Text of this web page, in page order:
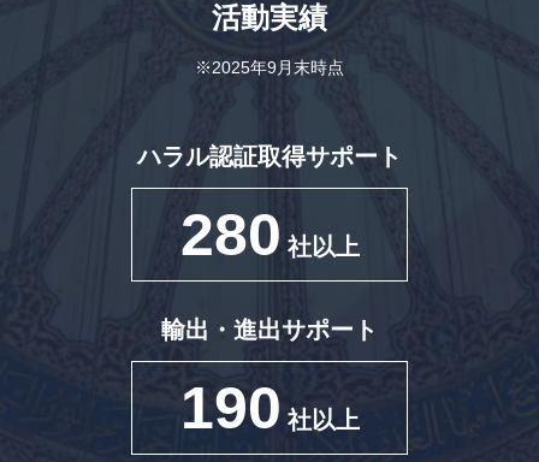
活動実績
※2025年9月末時点
ハラル認証取得サポート
280 社以上
輸出・進出サポート
190 社以上